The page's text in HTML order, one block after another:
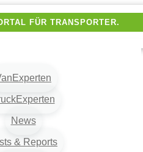
FÜR TRANSPORTER.
News
& Reports